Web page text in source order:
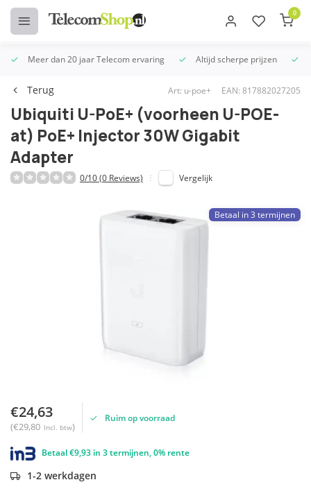
0
Meer dan 20 jaar Telecom ervaring Altijd scherpe prijzen
Terug Art: u-poe+ EAN: 817882027205
Ubiquiti U-PoE+ (voorheen U-POE-
at) PoE+ Injector 30W Gigabit
Adapter
0/10 (0 Reviews) Vergelijk
Betaal in 3 termijnen
€24,63
(€29,80 Incl. btw)
Ruim op voorraad
Betaal €9,93 in 3 termijnen, 0% rente
1-2 werkdagen